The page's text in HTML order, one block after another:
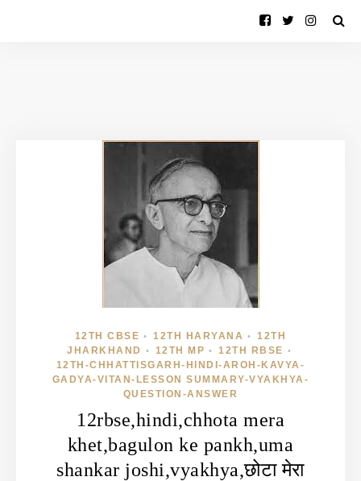
12TH CBSE • 12TH HARYANA •
12TH
JHARKHAND
• 12TH MP • 12TH RBSE •
12TH-CHHATTISGARH-HINDI-AROH-KAVYA-
GADYA-VITAN-LESSON SUMMARY-VYAKHYA-
QUESTION-ANSWER
12rbse,hindi,chhota mera
khet,bagulon ke pankh,uma
shankar joshi,vyakhya,छोटा मेरा